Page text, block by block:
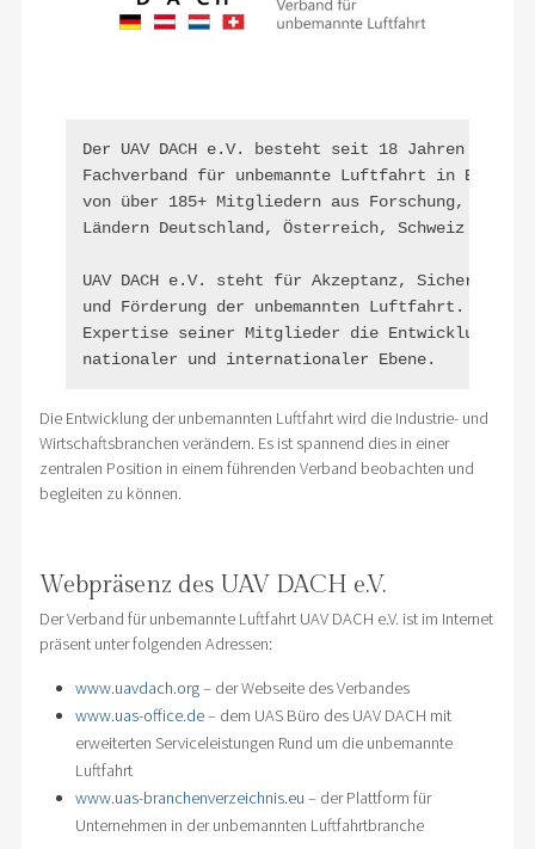
Der UAV DACH e.V. besteht seit 18 Jahren
Fachverband für unbemannte Luftfahrt in
von über 185+ Mitgliedern aus Forschung,
Ländern Deutschland, Österreich, Schweiz und
UAV DACH e.V. steht für Akzeptanz,
und Förderung der unbemannten Luftfahrt. UAV
Expertise seiner Mitglieder die Entwicklung von
nationaler und internationaler Ebene.
Die Entwicklung der unbemannten Luftfahrt wird die Industrie- und
Wirtschaftsbranchen verändern. Es ist spannend dies in einer
zentralen Position in einem führenden Verband beobachten und
begleiten zu können.
Webpräsenz des UAV DACH e.V.
Der Verband für unbemannte Luftfahrt UAV DACH e.V. ist im Internet
präsent unter folgenden Adressen:
www.uavdach.org– der Webseite des Verbandes
www.uas-office.de– dem UAS Büro des UAV DACH mit
erweiterten Serviceleistungen Rund um die unbemannte
Luftfahrt
www.uas-branchenverzeichnis.eu – der Plattform für
Unternehmen in der unbemannten Luftfahrtbranche